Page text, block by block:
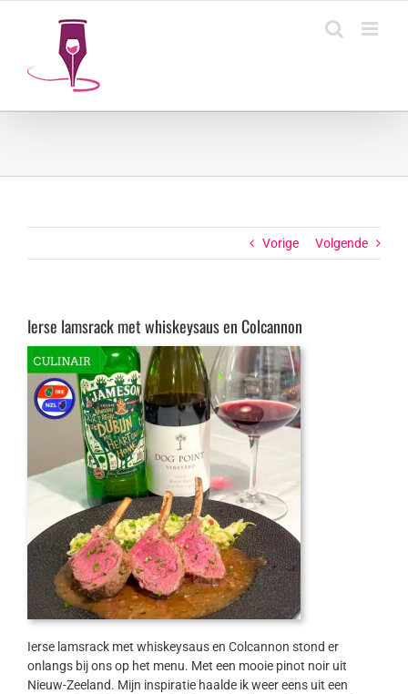
Vorige Volgende
Ierse lamsrack met whiskeysaus en Colcannon
Ierse lamsrack met whiskeysaus en Colcannon stond er
onlangs bij ons op het menu. Met een mooie pinot noir uit
Nieuw-Zeeland. Mijn inspiratie haalde ik weer eens uit een